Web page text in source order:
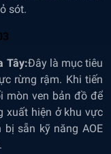
sót.
Tây:Đây là mục tiêu
rừng rậm. Khi tiến
mòn ven bản đồ để
xuất hiện ở khu vực
sẵn kỹ năng AOE